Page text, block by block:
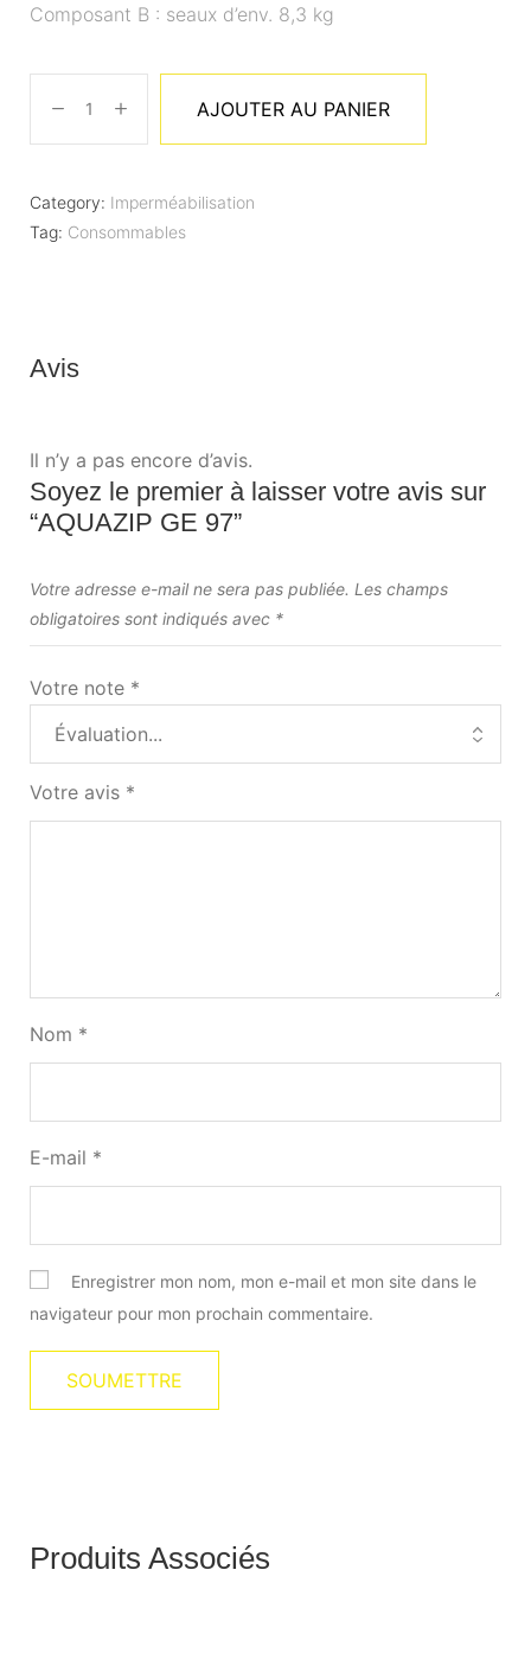
Composant B : seaux d’env. 8,3 kg
AJOUTER AU PANIER
Category: Imperméabilisation
Tag: Consommables
Avis
Il n’y a pas encore d’avis.
Soyez le premier à laisser votre avis sur
“AQUAZIP GE 97”
Votre adresse e-mail ne sera pas publiée. Les champs
obligatoires sont indiqués avec *
Votre note *
Votre avis *
Nom *
E-mail *
Enregistrer mon nom, mon e-mail et mon site dans le
navigateur pour mon prochain commentaire.
Produits Associés